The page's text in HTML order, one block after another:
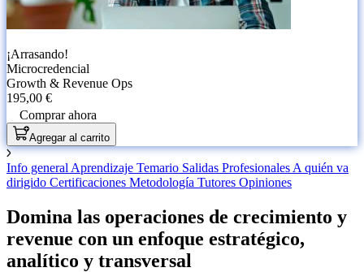
¡Arrasando!
Microcredencial
Growth & Revenue Ops
195,00 €
Comprar ahora
Agregar al carrito
Info general Aprendizaje Temario Salidas Profesionales A quién va
dirigido Certificaciones Metodología Tutores Opiniones
Domina las operaciones de crecimiento y
revenue con un enfoque estratégico,
analítico y transversal